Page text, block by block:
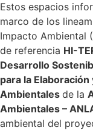
Estos espacios
marco de los
Impacto Ambiental
de referencia HI-
Desarrollo
para la
Ambientales de la
Ambientales –
ambiental del